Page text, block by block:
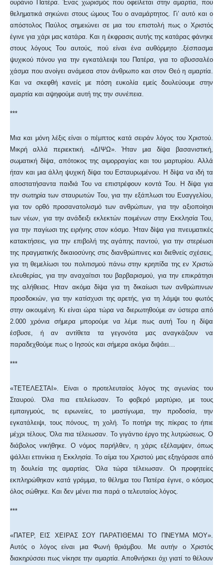
ουράνιο Πατέρα. Ένας χωρισμός που οφείλεται στην αμαρτία, που
θεληματικά σηκώνει στους ώμους Του ο αναμάρτητος. Γι’ αυτό και ο
απόστολος Παύλος σημειώνει σε μια του επιστολή πως ο Χριστός
έγινε για χάρι μας κατάρα. Και η έκφρασις αυτής της κατάρας φάνηκε
στους λόγους Του αυτούς, πού είναι ένα αυθόρμητο .ξέσπασμα
ψυχικού πόνου για την εγκατάλειψι του Πατέρα, για το αβυσσαλέο
χάσμα που ανοίγει ανάμεσα στον άνθρωπο και στον Θεό η αμαρτία.
Και να σκεφθή κανείς με πόση ευκολία εμείς δουλεύουμε στην
αμαρτία και αψηφούμε αυτή της την συνέπεια.
***
Μια και μόνη λέξις είναι ο πέμπτος κατά σειράν λόγος του Χριστού.
Μικρή αλλά περιεκτική. «ΔΙΨΩ». Ήταν μια δίψα βασανιστική,
σωματική δίψα, απότοκος της αιμορραγίας και του μαρτυρίου. Αλλά
ήταν και μια άλλη ψυχική δίψα του Εσταυρωμένου. Η δίψα να ιδή τα
αποστατήσαντα παιδιά Του να επιστρέφουν κοντά Του. Η δίψα για
την σωτηρία των σταυρωτών Του, για την εξάπλωσι του Ευαγγελίου,
για τον ορθό προσανατολισμό των ανθρώπων, για την αξιοποίησι
των νέων, για την ανάδειξι εκλεκτών ποιμένων στην Εκκλησία Του,
για την παγίωσι της ειρήνης στον κόσμο. Ήταν δίψα για πνευματικές
κατακτήσεις, για την επιβολή της αγάπης παντού, για την στερέωσι
της πραγματικής δικαιοσύνης στις διανθρώπινες και διεθνείς σχέσεις,
για τη θεμελίωσι του πολιτισμού πάνω στην κρηπίδα της εν Χριστώ
ελευθερίας, για την αναχαίτισι του βαρβαρισμού, για την επικράτησι
της αλήθειας. Ηταν ακόμα δίψα για τη δικαίωσι των ανθρώπινων
προσδοκιών, για την κατίσχυσι της αρετής, για τη λάμψι του φωτός
στην οικουμένη. Κι είναι ώρα τώρα να διερωτηθούμε αν ύστερα από
2.000 χρόνια σήμερα μπορούμε να λέμε πως αυτή Του η δίψα
έσβυσε, ή αν αντίθετα τα γεγονότα μας αναγκάζουν να
παραδεχθούμε πως ο Ιησούς και σήμερα ακόμα διψάει…
***
«ΤΕΤΕΛΕΣΤΑΙ». Είναι ο προτελευταίος λόγος της αγωνίας του
Σταυρού. Όλα πια ετελείωσαν. Το φοβερό μαρτύριο, με τους
εμπαιγμούς, τις ειρωνείες, το μαστίγωμα, την προδοσία, την
εγκατάλειψι, τους πόνους, τη χολή. Το ποτήρι της πίκρας το ήπιε
μέχρι τέλους. Όλα πια τέλειωσαν. Το γιγάντιο έργο της λυτρώσεως. Ο
διάβολος νικήθηκε. Ο νόμος παρήλθεν, η χάρις εξέλαμψεν, όπως
ψάλλει εττινίκια η Εκκλησία. Το αίμα του Χριστού μας εξηγόρασε από
τη δουλεία της αμαρτίας. Όλα τώρα τέλειωσαν. Οι προφητείες
εκπληρώθηκαν κατά γράμμα, το θέλημα του Πατέρα έγινε, ο κόσμος
όλος σώθηκε. Και δεν μένει πια παρά ο τελευταίος λόγος.
***
«ΠΑΤΕΡ, ΕΙΣ ΧΕΙΡΑΣ ΣΟΥ ΠΑΡΑΤΙΘΕΜΑΙ ΤΟ ΠΝΕΥΜΑ ΜΟΥ».
Αυτός ο λόγος είναι μια Φωνή θριάμβου. Με αυτήν ο Χριστός
διακηρύσσει πως νίκησε την αμαρτία. Αποθνήσκει όχι γιατί το θέλουν